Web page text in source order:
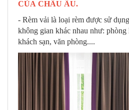
CỦA CHÂU ÂU.
- Rèm vải là loại rèm được sử
không gian khác nhau như: phòng
khách sạn, văn phòng....